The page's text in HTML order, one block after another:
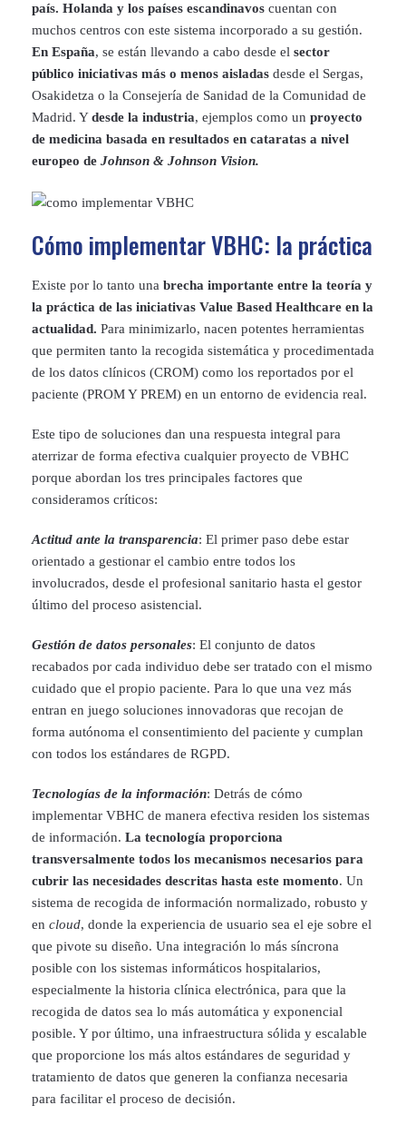
país. Holanda y los países escandinavos cuentan con
muchos centros con este sistema incorporado a su gestión.
En España, se están llevando a cabo desde el sector
público iniciativas más o menos aisladas desde el Sergas,
Osakidetza o la Consejería de Sanidad de la Comunidad de
Madrid. Ydesde la industria, ejemplos como un proyecto
de medicina basada en resultados en cataratas a nivel
europeo de Johnson & Johnson Vision.
Cómo implementar VBHC: la práctica
Existe por lo tanto una brecha importante entre la teoría y
la práctica de las iniciativas Value Based Healthcare en la
actualidad. Para minimizarlo, nacen potentes herramientas
que permiten tanto la recogida sistemática y procedimentada
de los datos clínicos (CROM) como los reportados por el
paciente (PROM Y PREM) en un entorno de evidencia real.
Este tipo de soluciones dan una respuesta integral para
aterrizar de forma efectiva cualquier proyecto de VBHC
porque abordan los tres principales factores que
consideramos críticos:
Actitud ante la transparencia: El primer paso debe estar
orientado a gestionar el cambio entre todos los
involucrados, desde el profesional sanitario hasta el gestor
último del proceso asistencial.
Gestión de datos personales: El conjunto de datos
recabados por cada individuo debe ser tratado con el mismo
cuidado que el propio paciente. Para lo que una vez más
entran en juego soluciones innovadoras que recojan de
forma autónoma el consentimiento del paciente y cumplan
con todos los estándares de RGPD.
Tecnologías de la información: Detrás de cómo
implementar VBHC de manera efectiva residen los sistemas
de información. La tecnología proporciona
transversalmente todos los mecanismos necesarios para
cubrir las necesidades descritas hasta este momento. Un
sistema de recogida de información normalizado, robusto y
en cloud, donde la experiencia de usuario sea el eje sobre el
que pivote su diseño. Una integración lo más síncrona
posible con los sistemas informáticos hospitalarios,
especialmente la historia clínica electrónica, para que la
recogida de datos sea lo más automática y exponencial
posible. Y por último, una infraestructura sólida y escalable
que proporcione los más altos estándares de seguridad y
tratamiento de datos que generen la confianza necesaria
para facilitar el proceso de decisión.